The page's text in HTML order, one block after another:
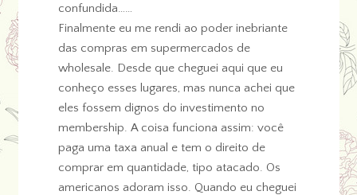
confundida……
Finalmente eu me rendi ao poder inebriante
das compras em supermercados de
wholesale. Desde que cheguei aqui que eu
conheço esses lugares, mas nunca achei que
eles fossem dignos do investimento no
membership. A coisa funciona assim: você
paga uma taxa anual e tem o direito de
comprar em quantidade, tipo atacado. Os
americanos adoram isso. Quando eu cheguei